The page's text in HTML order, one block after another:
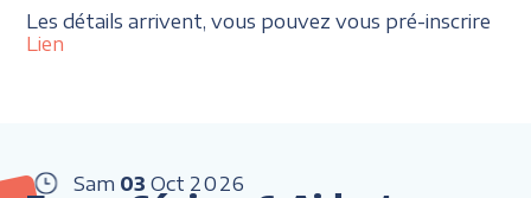
Les détails arrivent, vous pouvez vous pré-inscrire
Lien
Sam 03 Oct 2026